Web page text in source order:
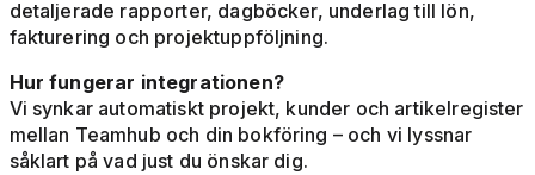
detaljerade rapporter, dagböcker, underlag till lön,
fakturering och projektuppföljning.
Hur fungerar integrationen?
Vi synkar automatiskt projekt, kunder och artikelregister
mellan Teamhub och din bokföring – och vi lyssnar
såklart på vad just du önskar dig.